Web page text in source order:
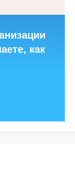
как